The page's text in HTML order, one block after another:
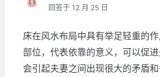
回答于 12 月 25 日
床在风水布局中具有举足轻重的
部位，代表依靠的意义，可以促
会引起夫妻之间出现很大的矛盾和